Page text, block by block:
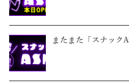
またまた「スナック